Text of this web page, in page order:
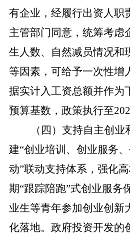
有企业，经履行出资人职
主管部门同意，统筹考虑
生人数、自然减员情况和
等因素，可给予一次性增
据实计入工资总额并作为
预算基数，政策执行至
（四）支持自主创业
建“创业培训、创业服务
动”联动支持体系，强化
期“跟踪陪跑”式创业服务
业生等青年参加创业创新
化落地。政府投资开发的